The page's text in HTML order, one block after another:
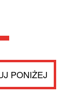
PONIŻEJ